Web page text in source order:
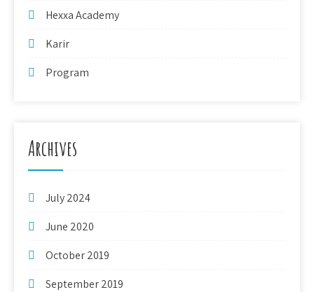
Hexxa Academy
Karir
Program
Archives
July 2024
June 2020
October 2019
September 2019